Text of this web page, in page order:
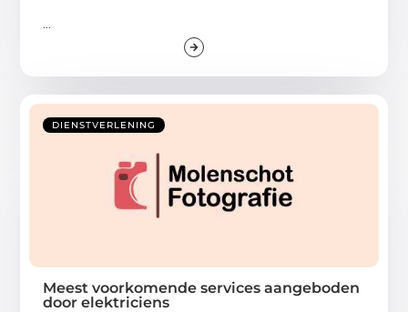
...
DIENSTVERLENING
Meest voorkomende services aangeboden
door elektriciens